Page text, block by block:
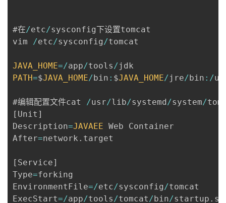
#在/etc/sysconfig下设置tomcat
vim /etc/sysconfig/tomcat
JAVA_HOME=/app/tools/
PATH=$JAVA_HOME/bin : $JAVA_HOME/jre/bin : /
#编辑配置文件cat /usr/lib/systemd/system/
[ Unit ]
Description=JAVAEE Web Container
After=network . target
[ Service]
Type=forking
EnvironmentFile=/etc/sysconfig/tomcat
ExecStart=/app/tools/tomcat/bin/startup . sh